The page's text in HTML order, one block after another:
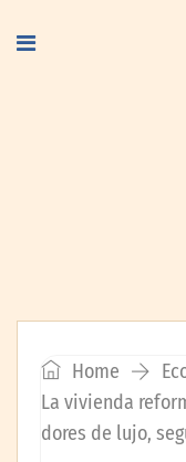
Home
La vivienda
dores de lujo,